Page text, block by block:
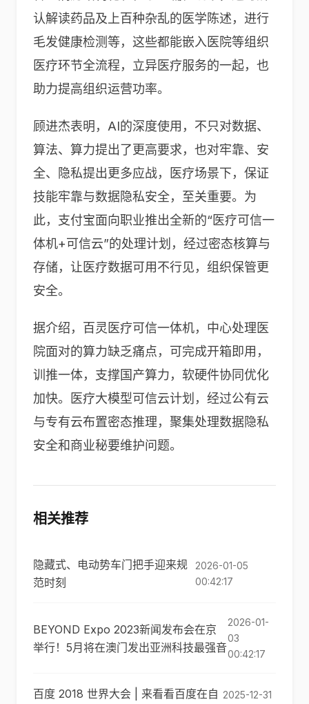
认解读药品及上百种杂乱的医学陈述，进行
毛发健康检测等，这些都能嵌入医院等组织
医疗环节全流程，立异医疗服务的一起，也
助力提高组织运营功率。
顾进杰表明，AI的深度使用，不只对数据、
算法、算力提出了更高要求，也对牢靠、安
全、隐私提出更多应战，医疗场景下，保证
技能牢靠与数据隐私安全，至关重要。为
此，支付宝面向职业推出全新的“医疗可信一
体机+可信云”的处理计划，经过密态核算与
存储，让医疗数据可用不行见，组织保管更
安全。
据介绍，百灵医疗可信一体机，中心处理医
院面对的算力缺乏痛点，可完成开箱即用，
训推一体，支撑国产算力，软硬件协同优化
加快。医疗大模型可信云计划，经过公有云
与专有云布置密态推理，聚集处理数据隐私
安全和商业秘要维护问题。
相关推荐
隐藏式、电动势车门把手迎来规
范时刻
2026-01-05
00:42:17
BEYOND Expo 2023新闻发布会在京
举行！5月将在澳门发出亚洲科技最强音
2026-01-
03
00:42:17
百度 2018 世界大会 | 来看看百度在自 2025-12-31